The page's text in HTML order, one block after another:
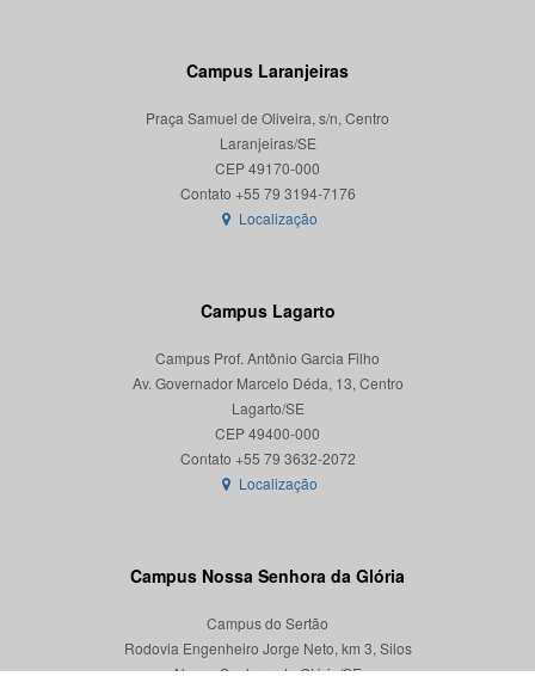
Campus Laranjeiras
Praça Samuel de Oliveira, s/n, Centro
Laranjeiras/SE
CEP 49170-000
Localização
Campus Lagarto
Campus Prof. Antônio Garcia Filho
Av. Governador Marcelo Déda, 13, Centro
Lagarto/SE
CEP 49400-000
Localização
Campus Nossa Senhora da Glória
Campus do Sertão
Rodovia Engenheiro Jorge Neto, km 3, Silos
Nossa Senhora da Glória/SE